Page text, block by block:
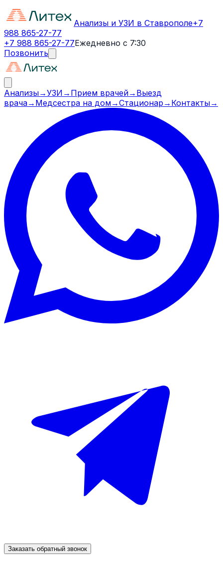
Анализы и УЗИ в Ставрополе+7
988 865-27-77
+7 988 865-27-77Ежедневно с 7:30
Позвонить
Анализы→УЗИ → Прием врачей→ Выезд
врача→ Медсестра на дом→Стационар → Контакты→
Заказать обратный звонок